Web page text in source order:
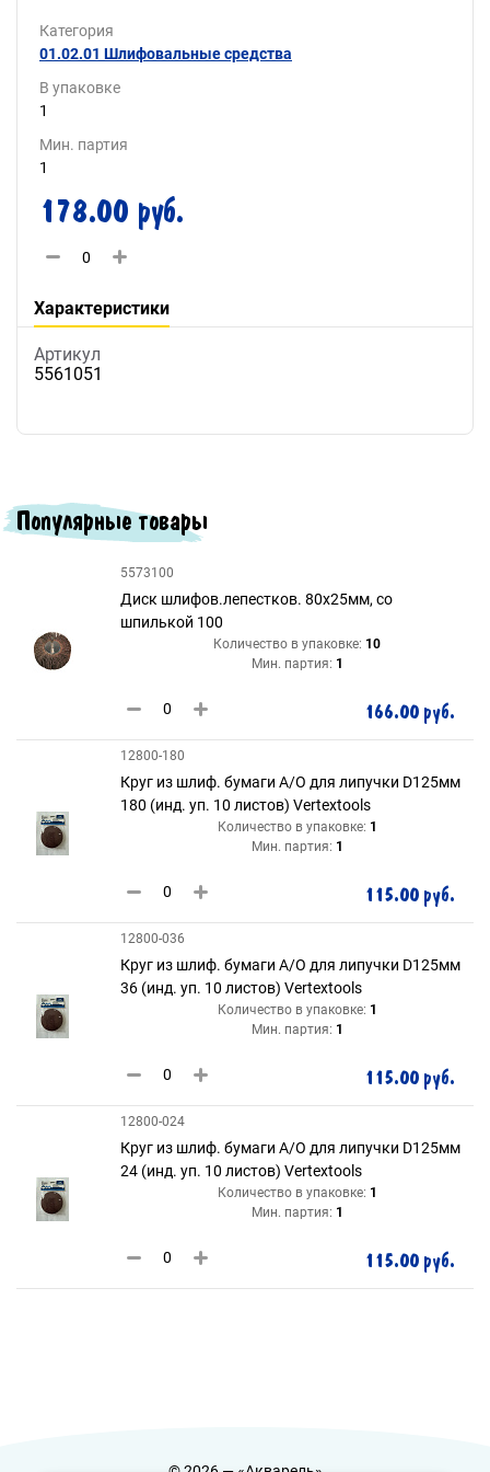
Категория
01.02.01 Шлифовальные средства
В упаковке
1
Мин. партия
1
178.00 руб.
Характеристики
Артикул
5561051
Популярные товары
5573100
Диск шлифов.лепестков. 80х25мм, со
шпилькой 100
Количество в упаковке: 10
Мин. партия: 1
166.00 руб.
12800-180
Круг из шлиф. бумаги А/О для липучки D125мм
180 (инд. уп. 10 листов) Vertextools
Количество в упаковке: 1
Мин. партия: 1
115.00 руб.
12800-036
Круг из шлиф. бумаги А/О для липучки D125мм
36 (инд. уп. 10 листов) Vertextools
Количество в упаковке: 1
Мин. партия: 1
115.00 руб.
12800-024
Круг из шлиф. бумаги А/О для липучки D125мм
24 (инд. уп. 10 листов) Vertextools
Количество в упаковке: 1
Мин. партия: 1
115.00 руб.